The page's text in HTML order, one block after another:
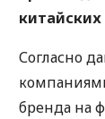
Согласно
бренда на